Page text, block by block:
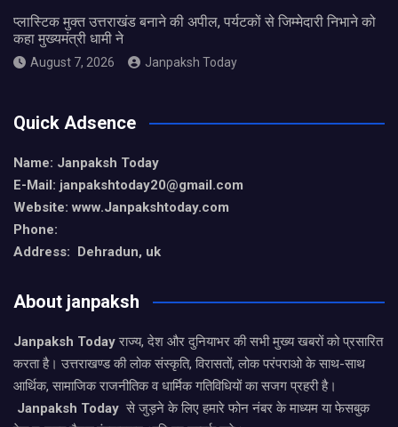
प्लास्टिक मुक्त उत्तराखंड बनाने की अपील, पर्यटकों से जिम्मेदारी निभाने को
कहा मुख्यमंत्री धामी ने
August 7, 2026 Janpaksh Today
Quick Adsence
Name: Janpaksh Today
E-Mail: janpakshtoday20@gmail.com
Website: www.Janpakshtoday.com
Phone:
Address: Dehradun, uk
About janpaksh
Janpaksh Todayराज्य, देश और दुनियाभर की सभी मुख्य खबरों को प्रसारित
करता है। उत्तराखण्ड की लोक संस्कृति, विरासतों, लोक परंपराओ के साथ-साथ
आर्थिक, सामाजिक राजनीतिक व धार्मिक गतिविधियों का सजग प्रहरी है।
Janpaksh Today से जुड़ने के लिए हमारे फोन नंबर के माध्यम या फेसबुक